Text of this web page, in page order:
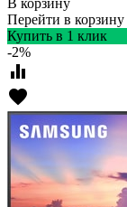
Перейти в корзину
Купить в 1 клик
-2%
equalizer
favorite